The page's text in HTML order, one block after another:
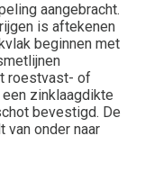
aangebracht.
is aftekenen
beginnen met
roestvast- of
zinklaagdikte
bevestigd. De
van onder naar